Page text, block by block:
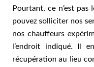
Pourtant, ce n’est pas
pouvez solliciter nos
nos chauffeurs
l’endroit indiqué. Il
récupération au lieu